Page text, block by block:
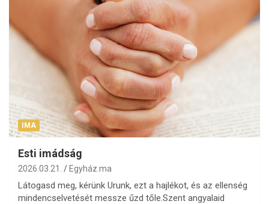
IMA
Esti imádság
2026.03.21. Egyház.ma
Látogasd meg, kérünk Urunk, ezt a hajlékot, és az ellenség
mindencselvetését messze űzd tőle.Szent angyalaid